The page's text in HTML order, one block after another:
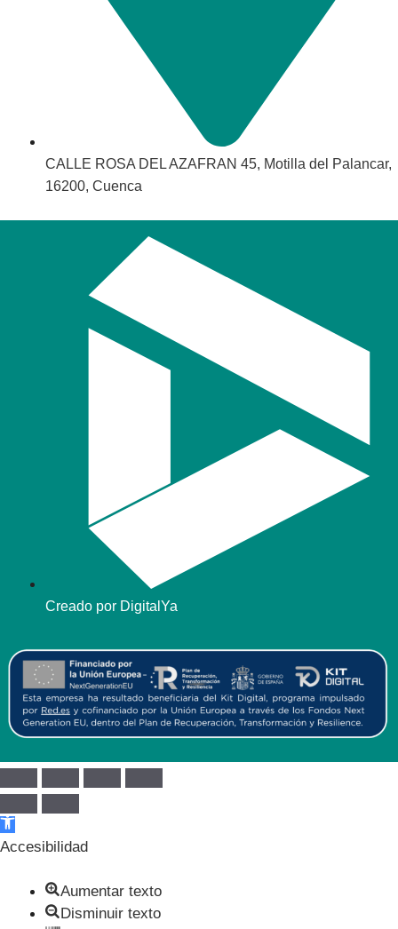
CALLE ROSA DEL AZAFRAN 45, Motilla del Palancar,
16200, Cuenca
Creado por DigitalYa
Abrir barra de herramientas
Accesibilidad
Aumentar texto
Disminuir texto